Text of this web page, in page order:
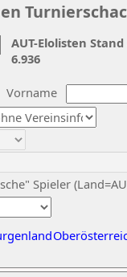
Vorname
Spieler
AUT-Elolisten
6.936